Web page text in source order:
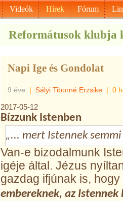
Videók Hírek Fórum
Reformátusok klubja
Napi Ige és Gondolat
9 éve | Sályi Tiborné Erzsike | 0
2017-05-12
Bízzunk Istenben
„... mert Istennek
Van-e bizodalmunk
igéje által. Jézus
gazdag ifjúnak is, hogy
embereknek, az Istennek